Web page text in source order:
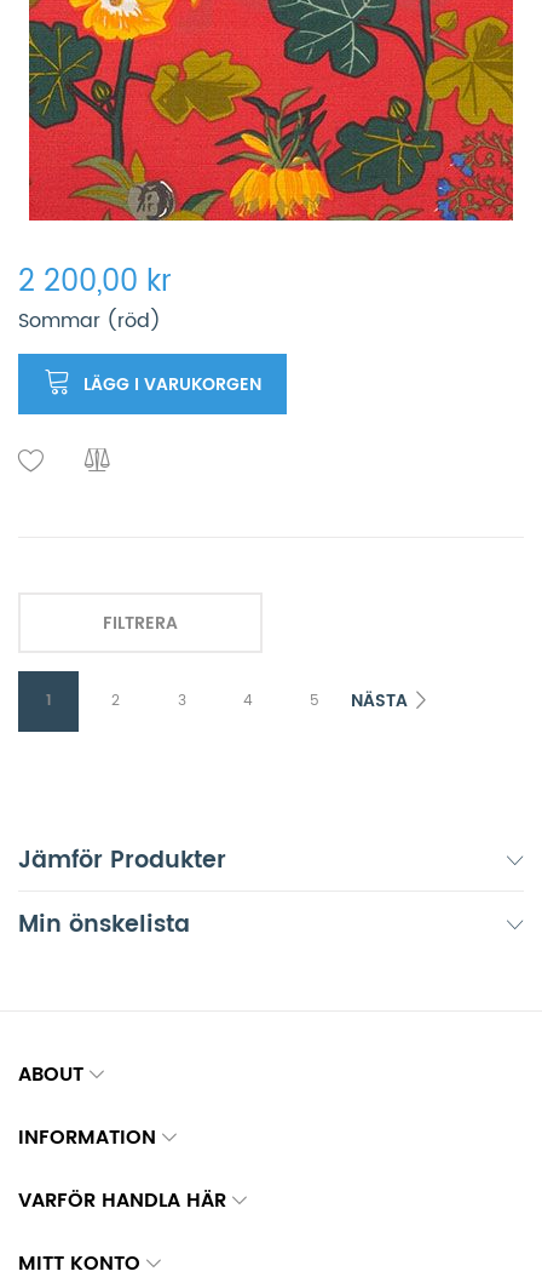
2 200,00 kr
Sommar (röd)
LÄGG I VARUKORGEN
FILTRERA
1 2 3 4 5 NÄSTA
Jämför Produkter
Min önskelista
ABOUT
INFORMATION
VARFÖR HANDLA HÄR
MITT KONTO